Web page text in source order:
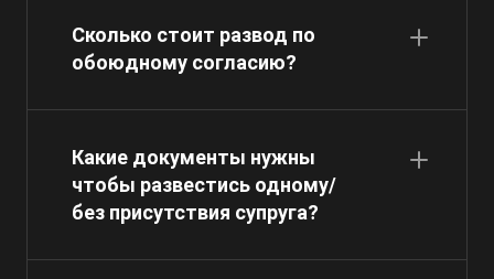
Сколько стоит развод по
обоюдному согласию?
Какие документы нужны
чтобы развестись одному/
без присутствия супруга?